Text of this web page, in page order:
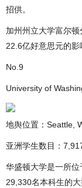
招供。
加州州立大学富尔
22.6亿好意思元的影
No.9
University of
地舆位置：Seattle,
亚洲学生数目：
华盛顿大学是一所
29,330名本科生的